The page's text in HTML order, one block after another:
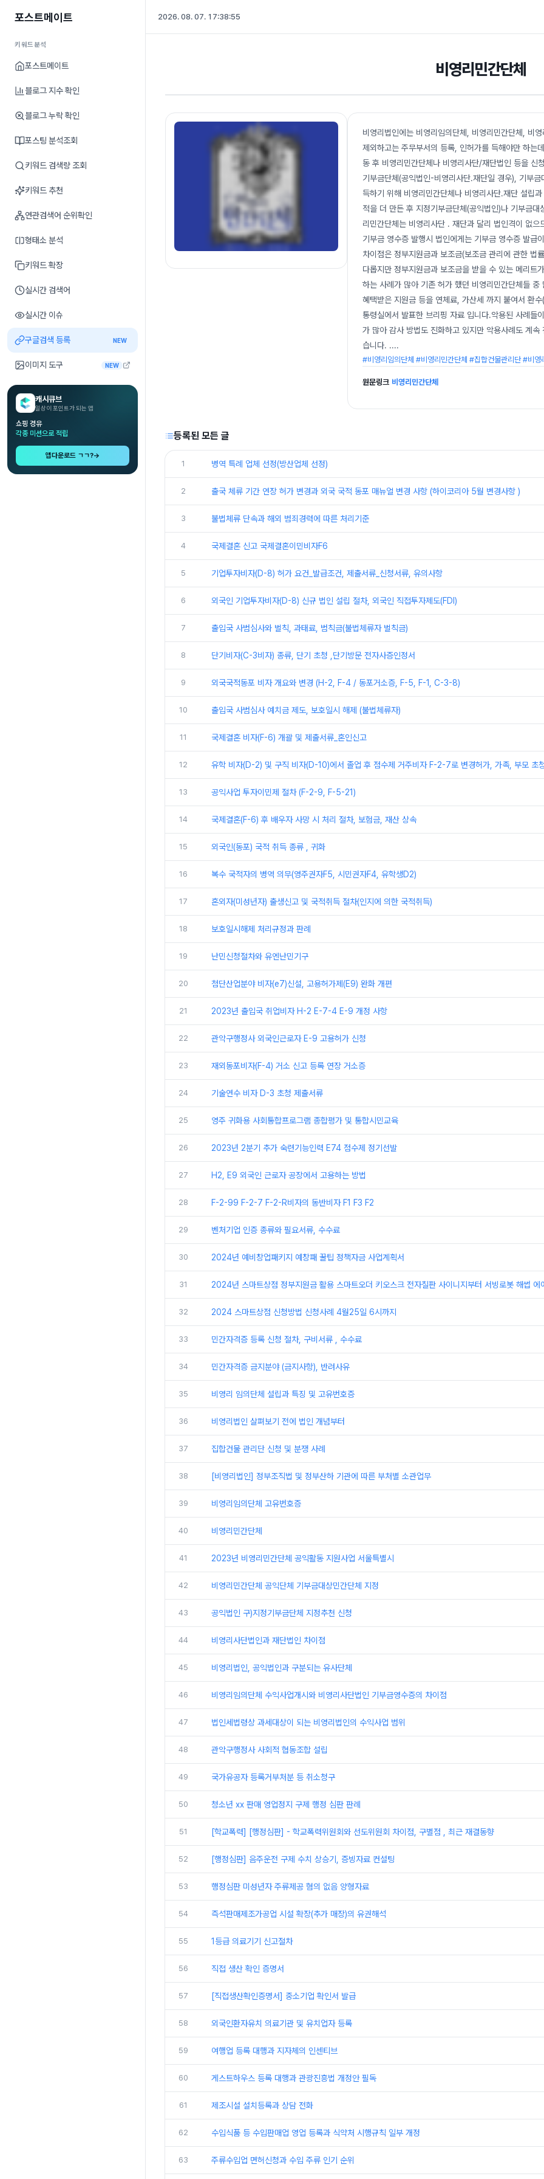
포스트메이트
키워드분석
포스트메이트
블로그 지수 확인
블로그 누락 확인
포스팅 분석조회
키워드 검색량 조회
키워드 추천
연관검색어 순위확인
형태소 분석
키워드 확장
실시간 검색어
실시간 이슈
구글검색 등록 NEW
이미지 도구 NEW
캐시큐브
일상이 포인트가 되는 앱
쇼핑 경유
각종 미션으로 적립
앱다운로드 ㄱㄱ?→
2026. 08. 07. 17:38:56
비영리민간단체
비영리법인에는 비영리임의단체, 비영리민간단체, 비
제외하고는 주무부서의 등록, 인허가를 득해야만 하는
동 후 비영리민간단체나 비영리사단/재단법인 등을
기부금단체(공익법인-비영리사단.재단일 경우), 기부
득하기 위해 비영리민간단체나 비영리사단.재단 설립
적을 더 만든 후 지정기부금단체(공익법인)나 기부금
리민간단체는 비영리사단 . 재단과 달리 법인격이 없
기부금 영수증 발행시 법인에게는 기부금 영수증 발급
차이점은 정부지원금과 보조금(보조금 관리에 관한 법
다롭지만 정부지원금과 보조금을 받을 수 있는 메리트
하는 사례가 많아 기존 허가 했던 비영리민간단체들
혜택받은 지원금 등을 연체료, 가산세 까지 붙여서 환
통령실에서 발표한 브리핑 자료 입니다.악용된 사례들
가 많아 감사 방법도 진화하고 있지만 악용사례도 계
습니다. ....
#비영리임의단체 #비영리민간단체 #집합건물관리단 #비영
원문링크 비영리민간단체
등록된 모든 글
1 병역 특례 업체 선정(방산업체 선정)
2 출국 체류 기간 연장 허가 변경과 외국 국적 동포 매뉴얼 변경 사항 (하이코리아 5월 변경사항 )
3 불법체류 단속과 해외 범죄경력에 따른 처리기준
4 국제결혼 신고 국제결혼이민비자F6
5 기업투자비자(D-8) 허가 요건_발급조건, 제출서류_신청서류, 유의사항
6 외국인 기업투자비자(D-8) 신규 법인 설립 절차, 외국인 직접투자제도(FDI)
7 출입국 사범심사와 벌칙, 과태료, 범칙금(불법체류자 벌칙금)
8 단기비자(C-3비자) 종류, 단기 초청 ,단기방문 전자사증인정서
9 외국국적동포 비자 개요와 변경 (H-2, F-4 / 동포거소증, F-5, F-1, C-3-8)
10 출입국 사범심사 예치금 제도, 보호일시 해제 (불법체류자)
11 국제결혼 비자(F-6) 개괄 및 제출서류_혼인신고
12 유학 비자(D-2) 및 구직 비자(D-10)에서 졸업 후 점수제 거주비자 F-2-7로 변경허가, 가족, 부모 초
13 공익사업 투자이민제 절차 (F-2-9, F-5-21)
14 국제결혼(F-6) 후 배우자 사망 시 처리 절차, 보험금, 재산 상속
15 외국인(동포) 국적 취득 종류 , 귀화
16 복수 국적자의 병역 의무(영주권자F5, 시민권자F4, 유학생D2)
17 혼외자(미성년자) 출생신고 및 국적취득 절차(인지에 의한 국적취득)
18 보호일시해제 처리규정과 판례
19 난민신청절차와 유엔난민기구
20 첨단산업분야 비자(e7)신설, 고용허가제(E9) 완화 개편
21 2023년 출입국 취업비자 H-2 E-7-4 E-9 개정 사항
22 관악구행정사 외국인근로자 E-9 고용허가 신청
23 재외동포비자(F-4) 거소 신고 등록 연장 거소증
24 기술연수 비자 D-3 초청 제출서류
25 영주 귀화용 사회통합프로그램 종합평가 및 통합시민교육
26 2023년 2분기 추가 숙련기능인력 E74 점수제 정기선발
27 H2, E9 외국인 근로자 공장에서 고용하는 방법
28 F-2-99 F-2-7 F-2-R비자의 동반비자 F1 F3 F2
29 벤처기업 인증 종류와 필요서류, 수수료
30 2024년 예비창업패키지 예창패 꿀팁 정책자금 사업계획서
31 2024년 스마트상점 정부지원금 활용 스마트오더 키오스크 전자칠판 사이니지부터 서빙로봇 해썹
32 2024 스마트상점 신청방법 신청사례 4월25일 6시까지
33 민간자격증 등록 신청 절차, 구비서류 , 수수료
34 민간자격증 금지분야 (금지사항), 반려사유
35 비영리 임의단체 설립과 특징 및 고유번호증
36 비영리법인 살펴보기 전에 법인 개념부터
37 집합건물 관리단 신청 및 분쟁 사례
38 [비영리법인] 정부조직법 및 정부산하 기관에 따른 부처별 소관업무
39 비영리임의단체 고유번호증
40 비영리민간단체
41 2023년 비영리민간단체 공익활동 지원사업 서울특별시
42 비영리민간단체 공익단체 기부금대상민간단체 지정
43 공익법인 구)지정기부금단체 지정추천 신청
44 비영리사단법인과 재단법인 차이점
45 비영리법인, 공익법인과 구분되는 유사단체
46 비영리임의단체 수익사업개시와 비영리사단법인 기부금영수증의 차이점
47 법인세법령상 과세대상이 되는 비영리법인의 수익사업 범위
48 관악구행정사 사회적 협동조합 설립
49 국가유공자 등록거부처분 등 취소청구
50 청소년 xx 판매 영업정지 구제 행정 심판 판례
51 [학교폭력] [행정심판] - 학교폭력위원회와 선도위원회 차이점, 구별점 , 최근 재결동향
52 [행정심판] 음주운전 구제 수치 상승기, 증빙자료 컨설팅
53 행정심판 미성년자 주류제공 혐의 없음 양형자료
54 즉석판매제조가공업 시설 확장(추가 매장)의 유권해석
55 1등급 의료기기 신고절차
56 직접 생산 확인 증명서
57 [직접생산확인증명서] 중소기업 확인서 발급
58 외국인환자유치 의료기관 및 유치업자 등록
59 여행업 등록 대행과 지자체의 인센티브
60 게스트하우스 등록 대행과 관광진흥법 개정안 필독
61 제조시설 설치등록과 상담 전화
62 수입식품 등 수입판매업 영업 등록과 식약처 시행규칙 일부 개정
63 주류수입업 면허신청과 수입 주류 인기 순위